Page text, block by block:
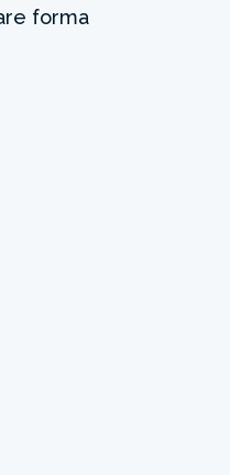
forma